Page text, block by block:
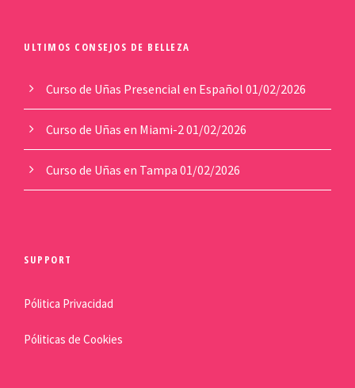
ULTIMOS CONSEJOS DE BELLEZA
Curso de Uñas Presencial en Español 01/02/2026
Curso de Uñas en Miami-201/02/2026
Curso de Uñas en Tampa 01/02/2026
SUPPORT
Pólitica Privacidad
Póliticas de Cookies